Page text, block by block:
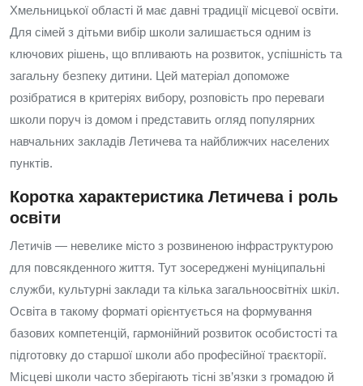
Хмельницької області й має давні традиції місцевої освіти.
Для сімей з дітьми вибір школи залишається одним із
ключових рішень, що впливають на розвиток, успішність та
загальну безпеку дитини. Цей матеріал допоможе
розібратися в критеріях вибору, розповість про переваги
школи поруч із домом і представить огляд популярних
навчальних закладів Летичева та найближчих населених
пунктів.
Коротка характеристика Летичева і роль
освіти
Летичів — невелике місто з розвиненою інфраструктурою
для повсякденного життя. Тут зосереджені муніципальні
служби, культурні заклади та кілька загальноосвітніх шкіл.
Освіта в такому форматі орієнтується на формування
базових компетенцій, гармонійний розвиток особистості та
підготовку до старшої школи або професійної траєкторії.
Місцеві школи часто зберігають тісні зв’язки з громадою й